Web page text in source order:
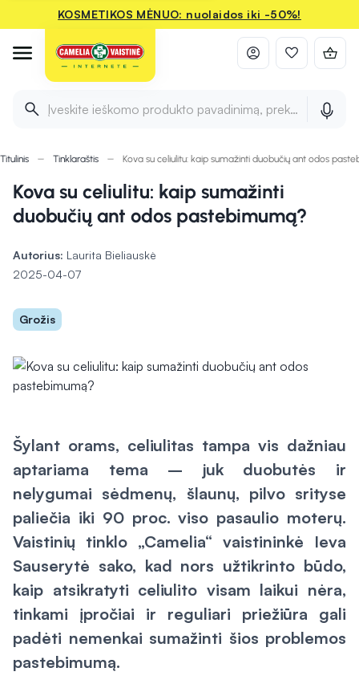
KOSMETIKOS MĖNUO: nuolaidos iki -50%!
Įveskite ieškomo produkto pavadinimą, prekės ženklą ir
Titulinis Tinklaraštis Kova su celiulitu: kaip sumažinti duobučių ant odos
Kova su celiulitu: kaip sumažinti
duobučių ant odos pastebimumą?
Autorius: Laurita Bieliauskė
2025-04-07
Grožis
Šylant orams, celiulitas tampa vis dažniau
aptariama tema – juk duobutės ir
nelygumai sėdmenų, šlaunų, pilvo srityse
paliečia iki 90 proc. viso pasaulio moterų.
Vaistinių tinklo „Camelia“ vaistininkė Ieva
Sauserytė sako, kad nors užtikrinto būdo,
kaip atsikratyti celiulito visam laikui nėra,
tinkami įpročiai ir reguliari priežiūra gali
padėti nemenkai sumažinti šios problemos
pastebimumą.